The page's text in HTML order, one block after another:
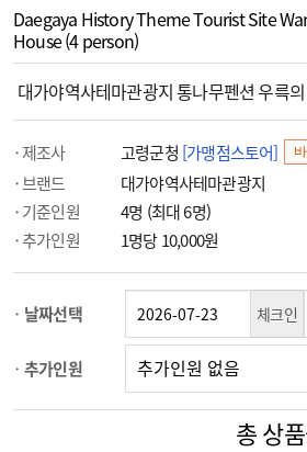
Daegaya History Theme Tourist Site
House (4 person)
대가야역사테마관광지 통나무펜션 우륵
제조사 고령군청 [가맹점스토어]
브랜드
대가야역사테마관광지
기준인원
4명 (최대 6명)
추가인원
1명당 10,000원
날짜선택 체크인
추가인원
총 상